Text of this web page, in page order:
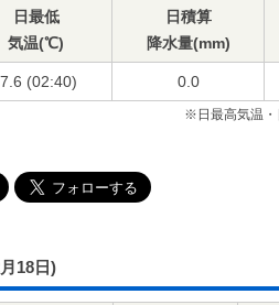
日最低
気温(℃)
日積算
降水量(mm)
(02:40) 0.0
※日最高気温・
18日)